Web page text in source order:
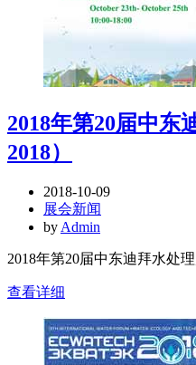
2018年第20届中东
2018）
2018-10-09
展会新闻
byAdmin
2018年第20届中东迪拜水处理
查看详细